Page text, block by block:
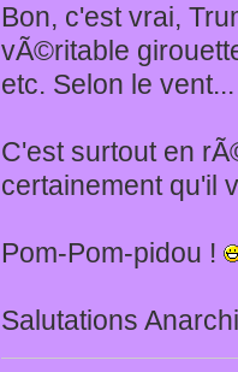
Bon, c'est vrai,
vÃ©ritable
etc. Selon le
C'est surtout en
certainement qu'il
Pom-Pom-pidou !
Salutations